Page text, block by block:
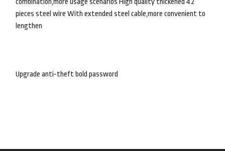
combination,more usage scenarios High quality thickened 42
pieces steel wire With extended steel cable,more convenient to
lengthen
Upgrade anti-theft bold password